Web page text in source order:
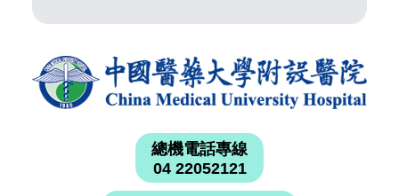
總機電話專線
04 22052121